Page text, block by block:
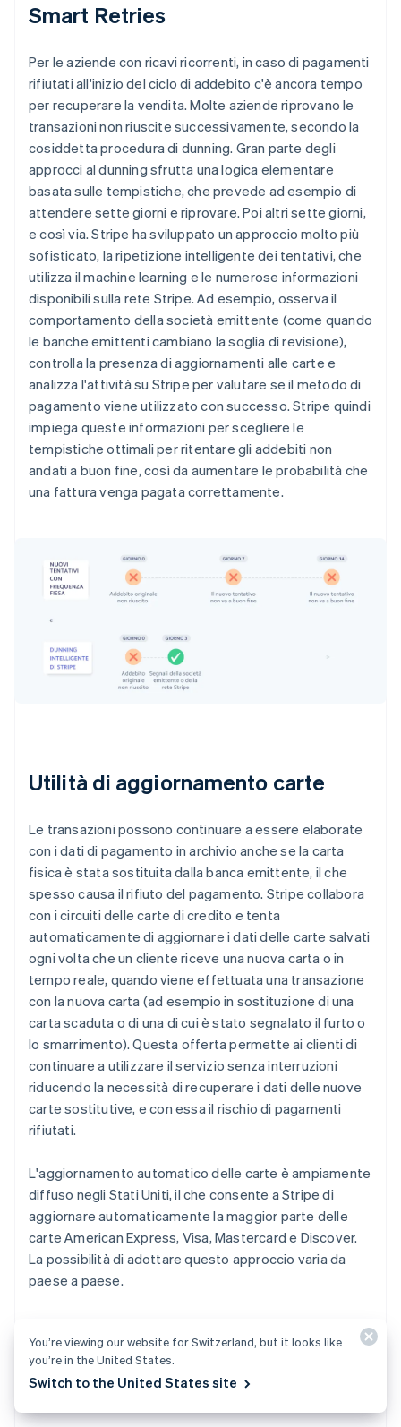
Smart Retries
Per le aziende con ricavi ricorrenti, in caso di pagamenti
rifiutati all'inizio del ciclo di addebito c'è ancora tempo
per recuperare la vendita. Molte aziende riprovano le
transazioni non riuscite successivamente, secondo la
cosiddetta procedura di dunning. Gran parte degli
approcci al dunning sfrutta una logica elementare
basata sulle tempistiche, che prevede ad esempio di
attendere sette giorni e riprovare. Poi altri sette giorni,
e così via. Stripe ha sviluppato un approccio molto più
sofisticato, la ripetizione intelligente dei tentativi, che
utilizza il machine learning e le numerose informazioni
disponibili sulla rete Stripe. Ad esempio, osserva il
comportamento della società emittente (come quando
le banche emittenti cambiano la soglia di revisione),
controlla la presenza di aggiornamenti alle carte e
analizza l'attività su Stripe per valutare se il metodo di
pagamento viene utilizzato con successo. Stripe quindi
impiega queste informazioni per scegliere le
tempistiche ottimali per ritentare gli addebiti non
andati a buon fine, così da aumentare le probabilità che
una fattura venga pagata correttamente.
Utilità di aggiornamento carte
Le transazioni possono continuare a essere elaborate
con i dati di pagamento in archivio anche se la carta
fisica è stata sostituita dalla banca emittente, il che
spesso causa il rifiuto del pagamento. Stripe collabora
con i circuiti delle carte di credito e tenta
automaticamente di aggiornare i dati delle carte salvati
ogni volta che un cliente riceve una nuova carta o in
tempo reale, quando viene effettuata una transazione
con la nuova carta (ad esempio in sostituzione di una
carta scaduta o di una di cui è stato segnalato il furto o
lo smarrimento). Questa offerta permette ai clienti di
continuare a utilizzare il servizio senza interruzioni
riducendo la necessità di recuperare i dati delle nuove
carte sostitutive, e con essa il rischio di pagamenti
rifiutati.
L'aggiornamento automatico delle carte è ampiamente
diffuso negli Stati Uniti, il che consente a Stripe di
aggiornare automaticamente la maggior parte delle
carte American Express, Visa, Mastercard e Discover.
La possibilità di adottare questo approccio varia da
paese a paese.
generato miliardi di ricavi aggiuntivi per le aziende
aiutandole a prevenire in modo dinamico il rifiuto degli
addebiti legittimi.
You’re viewing our website for Switzerland, but it looks like
you’re in the United States.
Switch to the United States site